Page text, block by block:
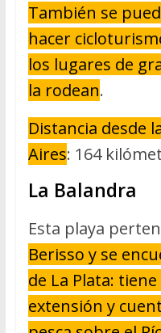
También se
hacer
los lugares de
la rodean.
Distancia desde
Aires: 164
La Balandra
Esta playa
Berisso y se
de La Plata:
extensión y